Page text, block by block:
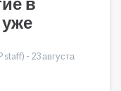
staff) - 23 августа